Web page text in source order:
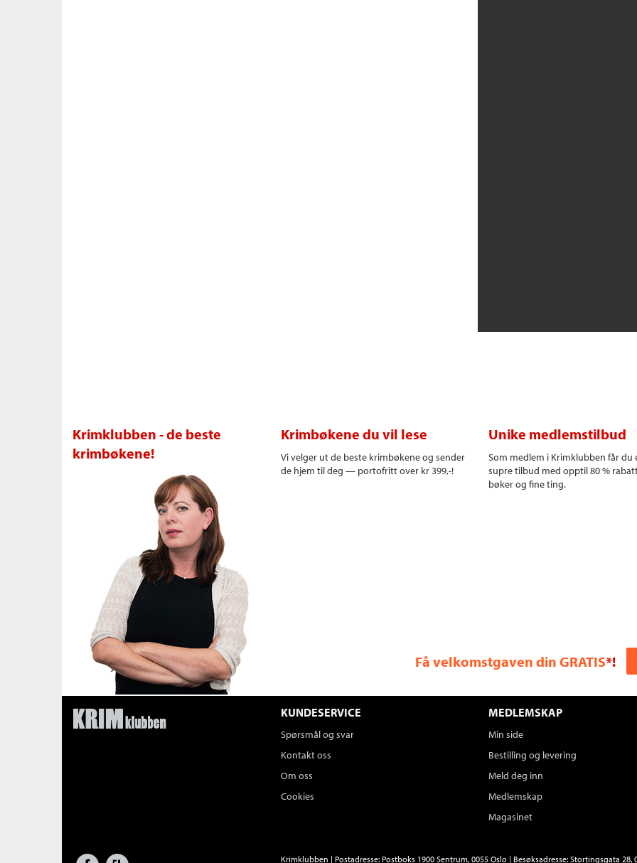
Krimklubben - de beste
krimbøkene!
Krimbøkene du vil lese
Vi velger ut de beste krimbøkene og sender
de hjem til deg — portofritt over kr 399,-!
Unike medlemstilbud
Som medlem i Krimklubben får du
supre tilbud med opptil 80 %
bøker og fine ting.
Få velkomstgaven din GRATIS*!
KUNDESERVICE
Spørsmål og svar
Kontakt oss
Om oss
Cookies
MEDLEMSKAP
Min side
Bestilling og levering
Meld deg inn
Medlemskap
Magasinet
Krimklubben | Postadresse: Postboks 1900 Sentrum, 0055 Oslo | Besøksadresse: Stortingsgata
Facebook